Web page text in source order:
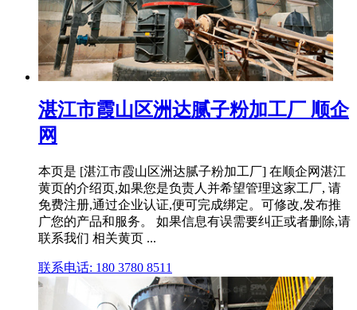
湛江市霞山区洲达腻子粉加工厂 顺企
网
本页是 [湛江市霞山区洲达腻子粉加工厂] 在顺企网湛江
黄页的介绍页,如果您是负责人并希望管理这家工厂, 请
免费注册,通过企业认证,便可完成绑定。可修改,发布推
广您的产品和服务。 如果信息有误需要纠正或者删除,请
联系我们 相关黄页 ...
联系电话: 180 3780 8511